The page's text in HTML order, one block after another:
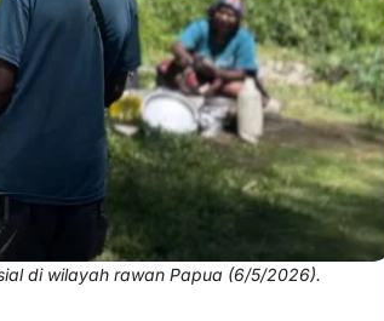
di wilayah rawan Papua (6/5/2026).